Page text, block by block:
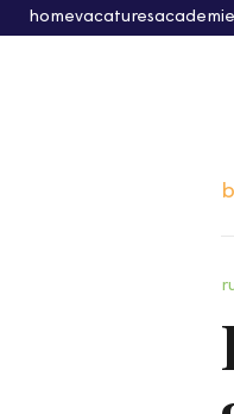
homevacaturesacademie